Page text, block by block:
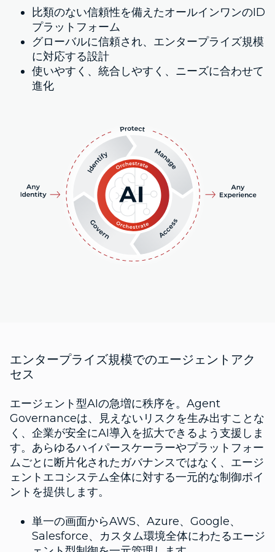
比類のない信頼性を備えたオールインワンのID
プラットフォーム
グローバルに信頼され、エンタープライズ規模
に対応する設計
使いやすく、統合しやすく、ニーズに合わせて
進化
エンタープライズ規模でのエージェントアク
セス
エージェント型AIの急増に秩序を。Agent
Governanceは、見えないリスクを生み出すことな
く、企業が安全にAI導入を拡大できるよう支援しま
す。あらゆるハイパースケーラーやプラットフォー
ムごとに断片化されたガバナンスではなく、エージ
ェントエコシステム全体に対する一元的な制御ポイ
ントを提供します。
単一の画面からAWS、Azure、Google、
Salesforce、カスタム環境全体にわたるエージ